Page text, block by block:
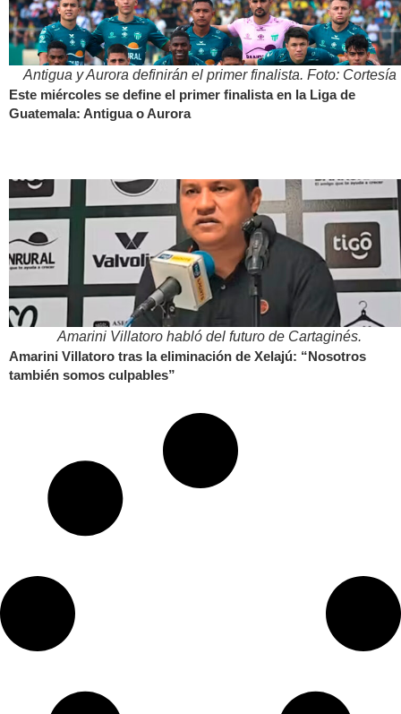
Antigua y Aurora definirán el primer finalista. Foto: Cortesía
Este miércoles se define el primer finalista en la Liga de
Guatemala: Antigua o Aurora
Amarini Villatoro habló del futuro de Cartaginés.
Amarini Villatoro tras la eliminación de Xelajú: “Nosotros
también somos culpables”